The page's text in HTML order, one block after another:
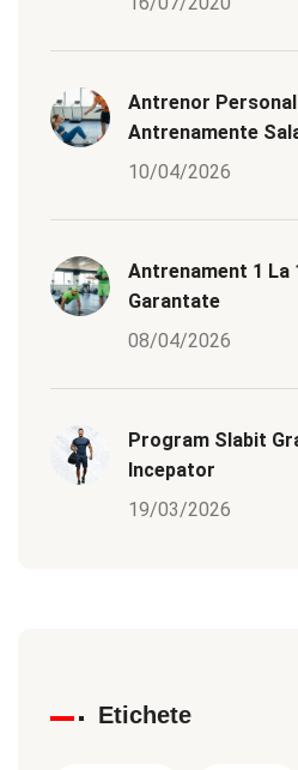
Antrenor
Antrenamente
10/04/2026
Antrenament 1 La
Garantate
08/04/2026
Program Slabit
Incepator
19/03/2026
Etichete